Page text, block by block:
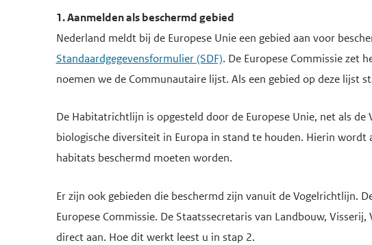
1. Aanmelden als beschermd gebied
Nederland meldt bij de Europese Unie een gebied aan voor
Standaardgegevensformulier (SDF). De Europese Commissie zet
noemen we de Communautaire lijst. Als een gebied op deze lijst
De Habitatrichtlijn is opgesteld door de Europese Unie, net als
biologische diversiteit in Europa in stand te houden. Hierin
habitats beschermd moeten worden.
Er zijn ook gebieden die beschermd zijn vanuit de Vogelrichtlijn.
Europese Commissie. De Staatssecretaris van Landbouw,
direct aan. Hoe dit werkt leest u in stap 2.